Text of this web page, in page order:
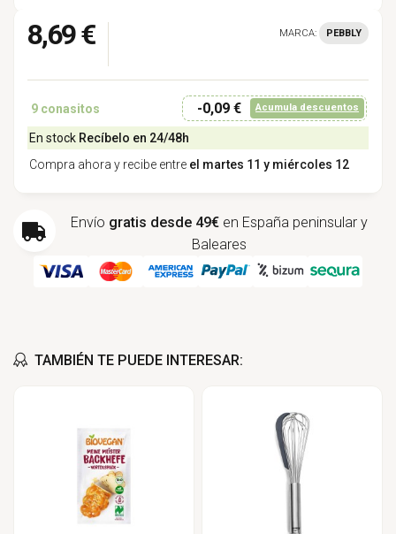
8,69 € MARCA: PEBBLY
9 conasitos -0,09 € Acumula descuentos
En stock Recíbelo en 24/48h
Compra ahora y recibe entre el martes 11 y miércoles 12
Envío gratis desde 49€ en España peninsular y
Baleares
TAMBIÉN TE PUEDE INTERESAR: